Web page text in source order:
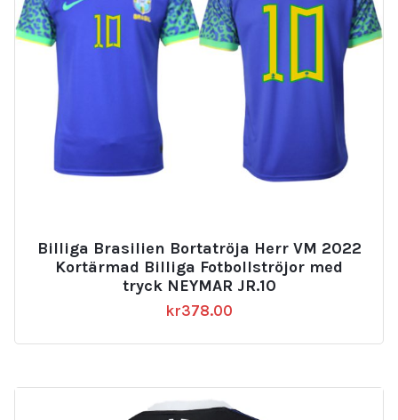
Billiga Brasilien Bortatröja Herr VM 2022
Kortärmad Billiga Fotbollströjor med
tryck NEYMAR JR.10
kr378.00